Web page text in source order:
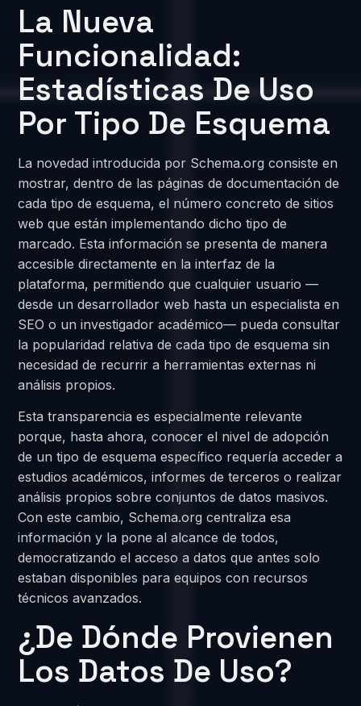
La Nueva
Funcionalidad:
Estadísticas De Uso
Por Tipo De Esquema
La novedad introducida por Schema.org consiste en
mostrar, dentro de las páginas de documentación de
cada tipo de esquema, el número concreto de sitios
web que están implementando dicho tipo de
marcado. Esta información se presenta de manera
accesible directamente en la interfaz de la
plataforma, permitiendo que cualquier usuario —
desde un desarrollador web hasta un especialista en
SEO o un investigador académico— pueda consultar
la popularidad relativa de cada tipo de esquema sin
necesidad de recurrir a herramientas externas ni
análisis propios.
Esta transparencia es especialmente relevante
porque, hasta ahora, conocer el nivel de adopción
de un tipo de esquema específico requería acceder a
estudios académicos, informes de terceros o realizar
análisis propios sobre conjuntos de datos masivos.
Con este cambio, Schema.org centraliza esa
información y la pone al alcance de todos,
democratizando el acceso a datos que antes solo
estaban disponibles para equipos con recursos
técnicos avanzados.
¿De Dónde Provienen
Los Datos De Uso?